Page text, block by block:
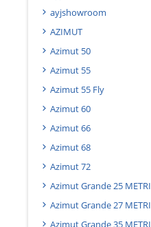
ayjshowroom
AZIMUT
Azimut 50
Azimut 55
Azimut 55 Fly
Azimut 60
Azimut 66
Azimut 68
Azimut 72
Azimut Grande 25 METRI
Azimut Grande 27 METRI
Azimut Grande 35 METRI